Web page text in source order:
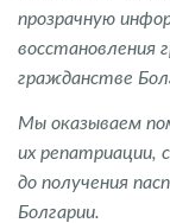
прозрачную
восстановления
гражданстве
Мы оказываем
их репатриации,
до получения
Болгарии.